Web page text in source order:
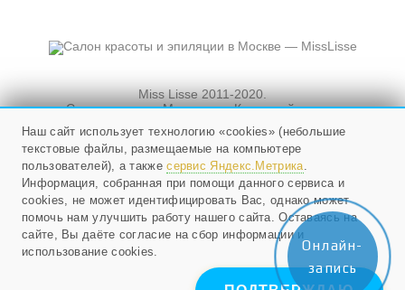
Miss Lisse 2011-2020.
Салон красоты. Москва, ул. Кузнецкий мост, и
Новослободская, д. 3, стр. 3
Мы работаем ежедневно
с 10 до 21, в воскресенье - с 10 до 20.
+79268524985;
E-mail:info@misslisse.ru
Наш сайт использует технологию «cookies» (небольшие
текстовые файлы, размещаемые на компьютере
пользователей), а такжесервис Яндекс.Метрика.
Информация, собранная при помощи данного сервиса и
cookies, не может идентифицировать Вас, однако может
помочь нам улучшить работу нашего сайта. Оставаясь на
сайте, Вы даёте согласие на сбор информации и
использование cookies.
Онлайн-
запись